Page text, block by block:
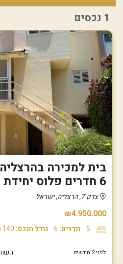
1 נכסים
בית למכירה
6 חדרים פלוס יחידת דיור
צדק 7, הרצליה, ישראל
₪4.950.000
5 חדרים: 6 גודל הנכס: 140 מ"ר
לפני 2 חודשים